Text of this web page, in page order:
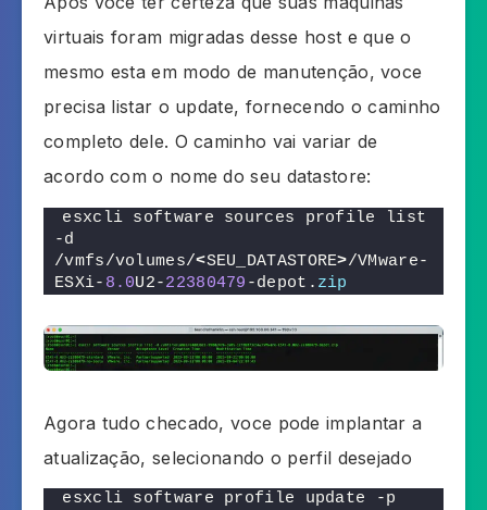
virtuais foram migradas desse host e que o
mesmo esta em modo de manutenção, voce
precisa listar o update, fornecendo o caminho
completo dele. O caminho vai variar de
acordo com o nome do seu datastore:
esxcli software sources profile list
-d
/vmfs/volumes/<SEU_DATASTORE>/VMware-
ESXi- 8.0U2-22380479 -depot. zip
Agora tudo checado, voce pode implantar a
atualização, selecionando o perfil desejado
esxcli software profile update -p